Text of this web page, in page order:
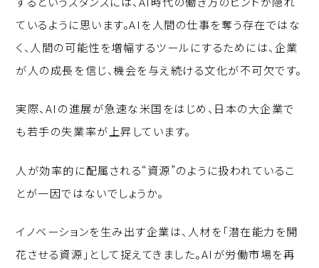
ているように思います。AIを人間の仕事を奪う存在ではな
く、人間の可能性を増幅するツールにするためには、企業
が人の成長を信じ、機会を与え続ける文化が不可欠です。
実際、AIの進展が急速な米国をはじめ、日本の大企業で
も若手の失業率が上昇しています。
人が効率的に配属される“資源”のように扱われているこ
とが一因ではないでしょうか。
イノベーションを生み出す企業は、人材を「潜在能力を開
花させる資源」として捉えてきました。AIが労働市場を再